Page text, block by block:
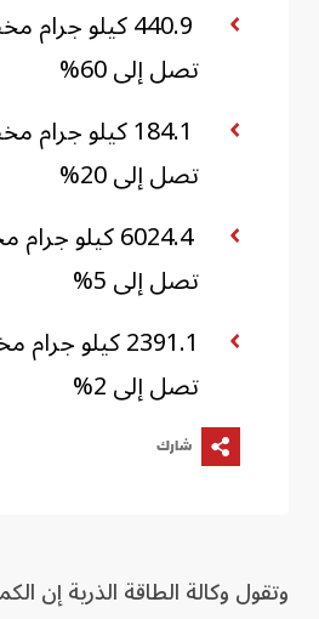
440.9 كيلو
تصل إلى 60%
184.1 كيلو
تصل إلى 20%
6024.4 كيلو
تصل إلى 5%
2391.1 كيلو
تصل إلى 2%
شارك
وتقول وكالة الطاقة الذرية إن